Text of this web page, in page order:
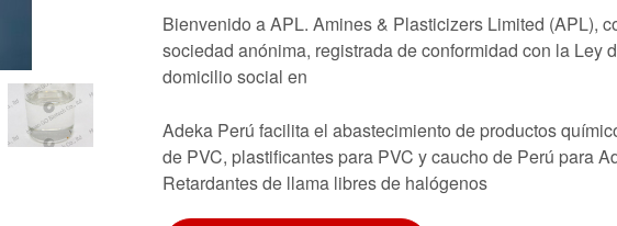
Bienvenido a APL. Amines & Plasticizers Limited (APL),
sociedad anónima, registrada de conformidad con la Ley
domicilio social en
Adeka Perú facilita el abastecimiento de productos
de PVC, plastificantes para PVC y caucho de Perú para
Retardantes de llama libres de halógenos